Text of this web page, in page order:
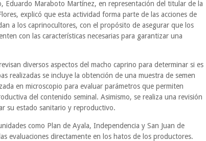
Eduardo Maraboto Martínez, en representación del titular de la
explicó que esta actividad forma parte de las acciones de
a los caprinocultores, con el propósito de asegurar que los
con las características necesarias para garantizar una
diversos aspectos del macho caprino para determinar si es
realizadas se incluye la obtención de una muestra de semen
en microscopio para evaluar parámetros que permiten
del contenido seminal. Asimismo, se realiza una revisión
su estado sanitario y reproductivo.
como Plan de Ayala, Independencia y San Juan de
evaluaciones directamente en los hatos de los productores.